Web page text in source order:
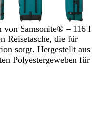
Minimum
Vergrößern
die
Tasten
+
und
-
zum
Zoomen
die
Tasten
+
und
-
zum
von Samsonite® – 116 l
Reisetasche, die für
sorgt. Hergestellt aus
Polyestergeweben für